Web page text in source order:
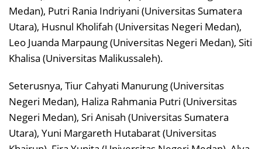
Medan), Putri Rania Indriyani (Universitas Sumatera
Utara), Husnul Kholifah (Universitas Negeri Medan),
Leo Juanda Marpaung (Universitas Negeri Medan), Siti
Khalisa (Universitas Malikussaleh).
Seterusnya, Tiur Cahyati Manurung (Universitas
Negeri Medan), Haliza Rahmania Putri (Universitas
Negeri Medan), Sri Anisah (Universitas Sumatera
Utara), Yuni Margareth Hutabarat (Universitas